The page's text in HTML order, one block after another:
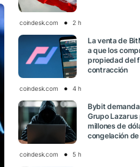
coindesk.com 2 h
La venta de
a que los
propiedad del
contracción
coindesk.com 4 h
Bybit
Grupo Lazarus
millones de
congelación
coindesk.com 5 h